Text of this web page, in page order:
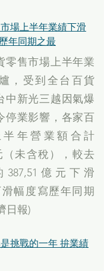
場上半年業績下滑
年同期之最
零售市場上半年業
，受到全台百貨
中新光三越因氣爆
停業影響，各家百
年營業額合計
（未含稅），較去
億元下滑
滑幅度寫歷年同期
日報)
挑戰的一年 拚業績